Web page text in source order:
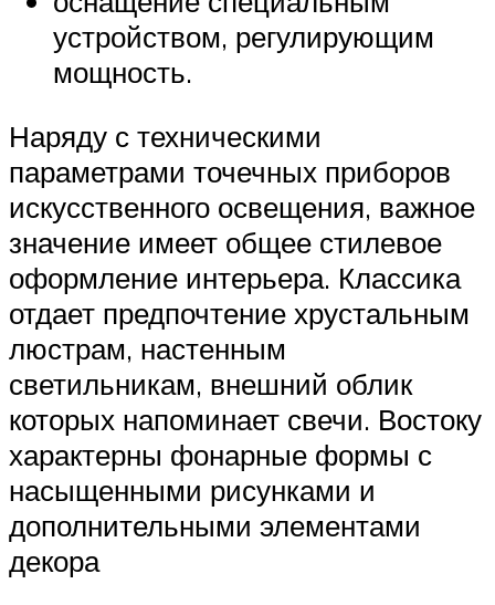
устройством, регулирующим
мощность.
Наряду с техническими
параметрами точечных приборов
искусственного освещения, важное
значение имеет общее стилевое
оформление интерьера. Классика
отдает предпочтение хрустальным
люстрам, настенным
светильникам, внешний облик
которых напоминает свечи. Востоку
характерны фонарные формы с
насыщенными рисунками и
дополнительными элементами
декора